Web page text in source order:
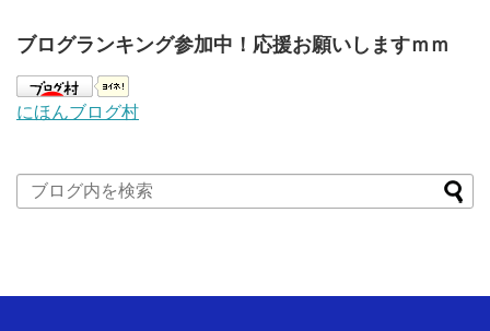
ブログランキング参加中！応援お願いしますｍｍ
にほんブログ村